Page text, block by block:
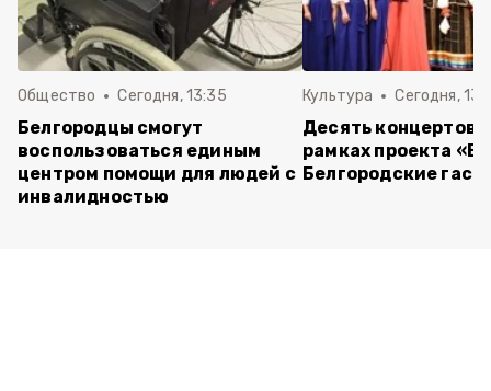
Общество Сегодня, 13:35
Белгородцы смогут
воспользоваться единым
центром помощи для людей с
инвалидностью
Культура Сегодня,
Десять концертов
рамках проекта
Белгородские